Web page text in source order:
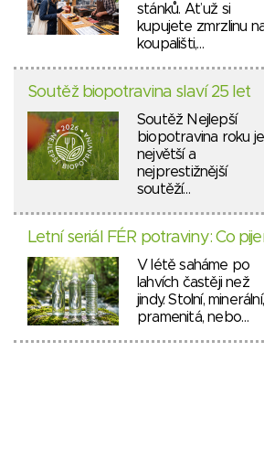
stánků. Ať už si
kupujete zmrzlinu
koupališti,…
Soutěž biopotravina slaví 25 let
Soutěž Nejlepší
biopotravina roku je
největší a
nejprestižnější
soutěží…
Letní seriál FÉR potraviny: Co
V létě saháme po
lahvích častěji než
jindy. Stolní, minerální,
pramenitá, nebo…